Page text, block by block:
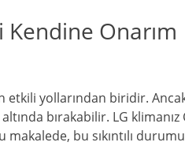
Kendine Onarım
etkili yollarından biridir.
bırakabilir. LG klimanız
bu sıkıntılı